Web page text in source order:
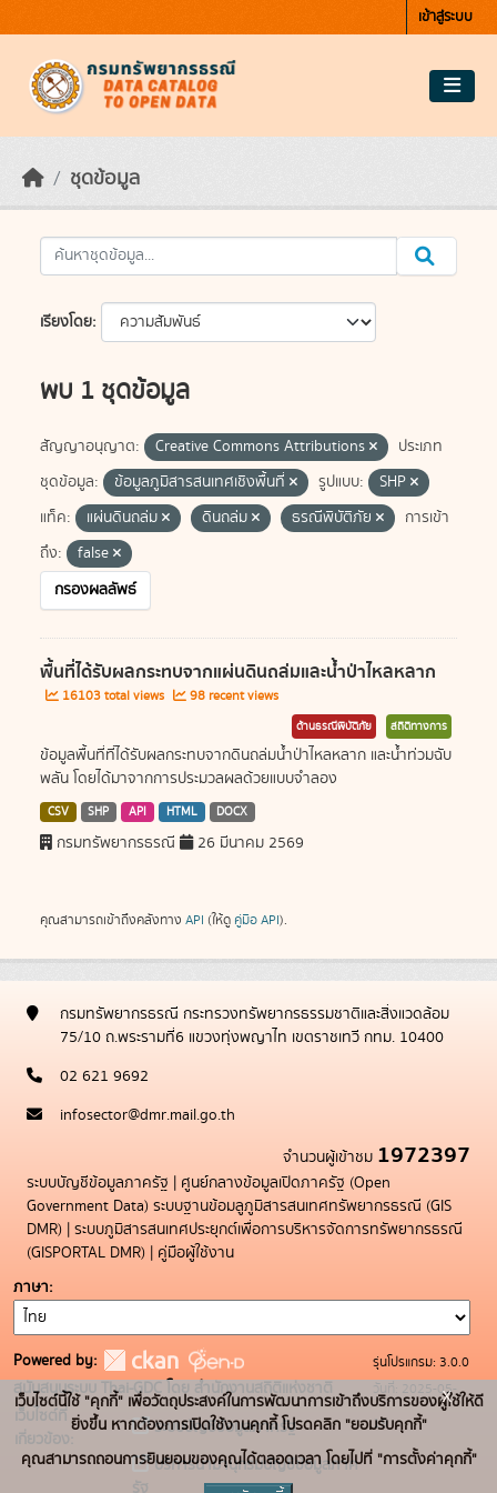
เข้าสู่ระบบ
ชุดข้อมูล
เรียงโดย
พบ 1 ชุดข้อมูล
สัญญาอนุญาต: Creative Commons Attributions
ประเภท
ชุดข้อมูล:
ข้อมูลภูมิสารสนเทศเชิงพื้นที่ รูปแบบ:
SHP
แท็ค:
แผ่นดินถล่ม ดินถล่ม ธรณีพิบัติภัย
การเข้า
ถึง:
false
กรองผลลัพธ์
พื้นที่ได้รับผลกระทบจากแผ่นดินถล่มและน้ำป่าไหลหลาก
16103 total views 98 recent views
ด้านธรณีพิบัติภัย สถิติทางการ
ข้อมูลพื้นที่ที่ได้รับผลกระทบจากดินถล่มน้ำป่าไหลหลาก และน้ำท่วมฉับ
พลัน โดยได้มาจากการประมวลผลด้วยแบบจำลอง
CSV SHP API HTML DOCX
กรมทรัพยากรธรณี 26 มีนาคม 2569
คุณสามารถเข้าถึงคลังทาง API (ให้ดู คู่มือ API).
กรมทรัพยากรธรณี กระทรวงทรัพยากรธรรมชาติและสิ่งแวดล้อม
75/10 ถ.พระรามที่6 แขวงทุ่งพญาไท เขตราชเทวี กทม. 10400
02 621 9692
infosector@dmr.mail.go.th
จำนวนผู้เข้าชม 1972397
ระบบบัญชีข้อมูลภาครัฐ | ศูนย์กลางข้อมูลเปิดภาครัฐ (Open
Government Data) ระบบฐานข้อมลูภูมิสารสนเทศทรัพยากรธรณี (GIS
DMR) | ระบบภูมิสารสนเทศประยุกต์เพื่อการบริหารจัดการทรัพยากรธรณี
(GISPORTAL DMR) | คู่มือผู้ใช้งาน
ภาษา
Powered by:
สนับสนุนระบบ Thai-GDC โดย สำนักงานสถิติแห่งชาติ
เว็บไซต์ที่
เกี่ยวข้อง:
ระบบบัญชีข้อมูลภาครัฐ
บริการนามานุกรมบัญชีข้อมูลภาค
รัฐ
รุ่นโปรแกรม: 3.0.0
วันที่: 2025-05-
19
เว็บไซต์นี้ใช้ "คุกกี้" เพื่อวัตถุประสงค์ในการพัฒนาการเข้าถึงบริการของผู้ใช้ให้ดี
ยิ่งขึ้น หากต้องการเปิดใช้งานคุกกี้ โปรดคลิก "ยอมรับคุกกี้"
คุณสามารถถอนการยินยอมของคุณได้ตลอดเวลา โดยไปที่ "การตั้งค่าคุกกี้"
x